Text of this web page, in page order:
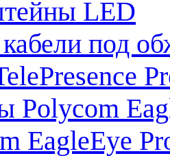
LED
под
Polycom
EagleEye